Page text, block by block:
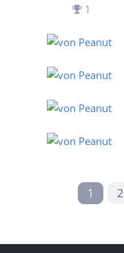
1
1 2